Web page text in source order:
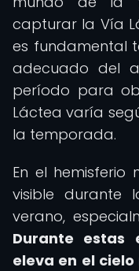
capturar la Vía
es fundamental
adecuado del
período para
Láctea varía
la temporada.
En el hemisferio
visible durante
verano,
Durante estas
eleva en el